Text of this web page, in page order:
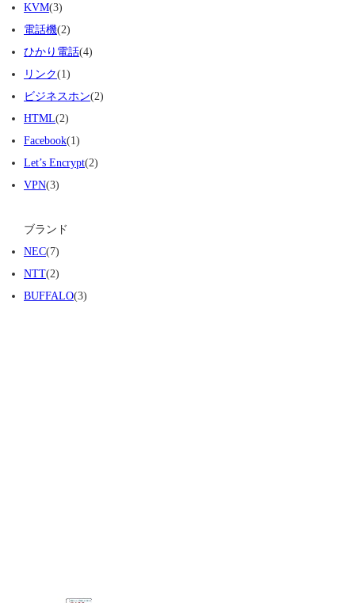
KVM(3)
電話機(2)
ひかり電話(4)
リンク(1)
ビジネスホン(2)
HTML(2)
Facebook(1)
Let’s Encrypt(2)
VPN(3)
ブランド
NEC(7)
NTT(2)
BUFFALO(3)